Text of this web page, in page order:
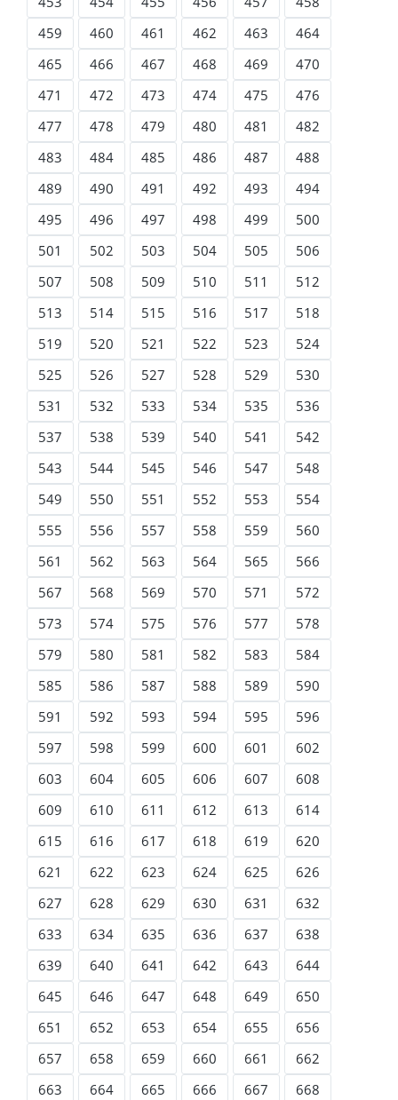
459
460 461 462 463
464
465
466 467 468 469
470
471
472 473 474 475
476
477
478 479 480 481
482
483
484 485 486 487
488
489
490 491 492 493
494
495
496 497 498 499
500
501
502 503 504 505
506
507
508 509 510 511
512
513
514 515 516 517
518
519
520 521 522 523
524
525
526 527 528 529
530
531
532 533 534 535
536
537
538 539 540 541
542
543
544 545 546 547
548
549
550 551 552 553
554
555
556 557 558 559
560
561
562 563 564 565
566
567
568 569 570 571
572
573
574 575 576 577
578
579
580 581 582 583
584
585
586 587 588 589
590
591
592 593 594 595
596
597
598 599 600 601
602
603
604 605 606 607
608
609
610 611 612 613
614
615
616 617 618 619
620
621
622 623 624 625
626
627
628 629 630 631
632
633
634 635 636 637
638
639
640 641 642 643
644
645
646 647 648 649
650
651
652 653 654 655
656
657
658 659 660 661
662
663
664 665 666 667
668